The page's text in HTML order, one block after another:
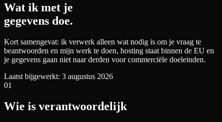
Wat ik met je
gegevens doe.
Kort samengevat: ik verwerk alleen wat nodig is om je vraag te
beantwoorden en mijn werk te doen, hosting staat binnen de EU en
je gegevens gaan niet naar derden voor commerciële doeleinden.
Laatst bijgewerkt: 3 augustus 2026
01
Wie is verantwoordelijk